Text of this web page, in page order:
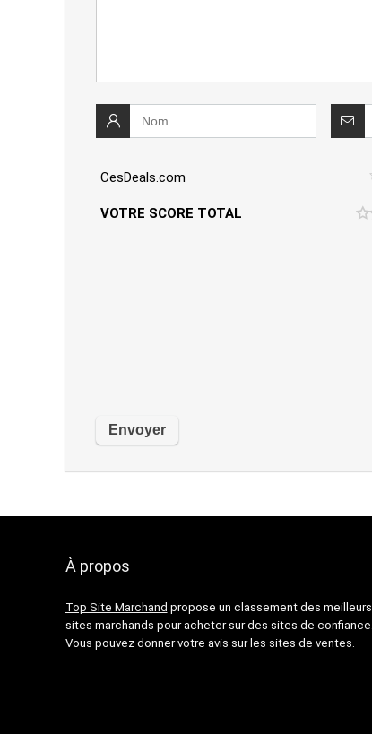
CesDeals.com
VOTRE SCORE TOTAL
À propos
Top Site Marchand propose un classement des meilleurs
sites marchands pour acheter sur des sites de confiance.
Vous pouvez donner votre avis sur les sites de ventes.